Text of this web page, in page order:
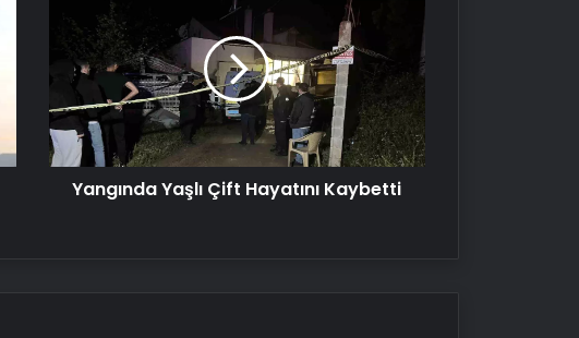
Köyceğiz’de Sazlık Alanda Yangın
Çıktı
Hatay’da Motosiklet Kazası: 16
Yaşındaki Sürücü Hayatını Kaybetti
Hayatını
Kaybetti
Yangında Yaşlı Çift Hayatını Kaybetti